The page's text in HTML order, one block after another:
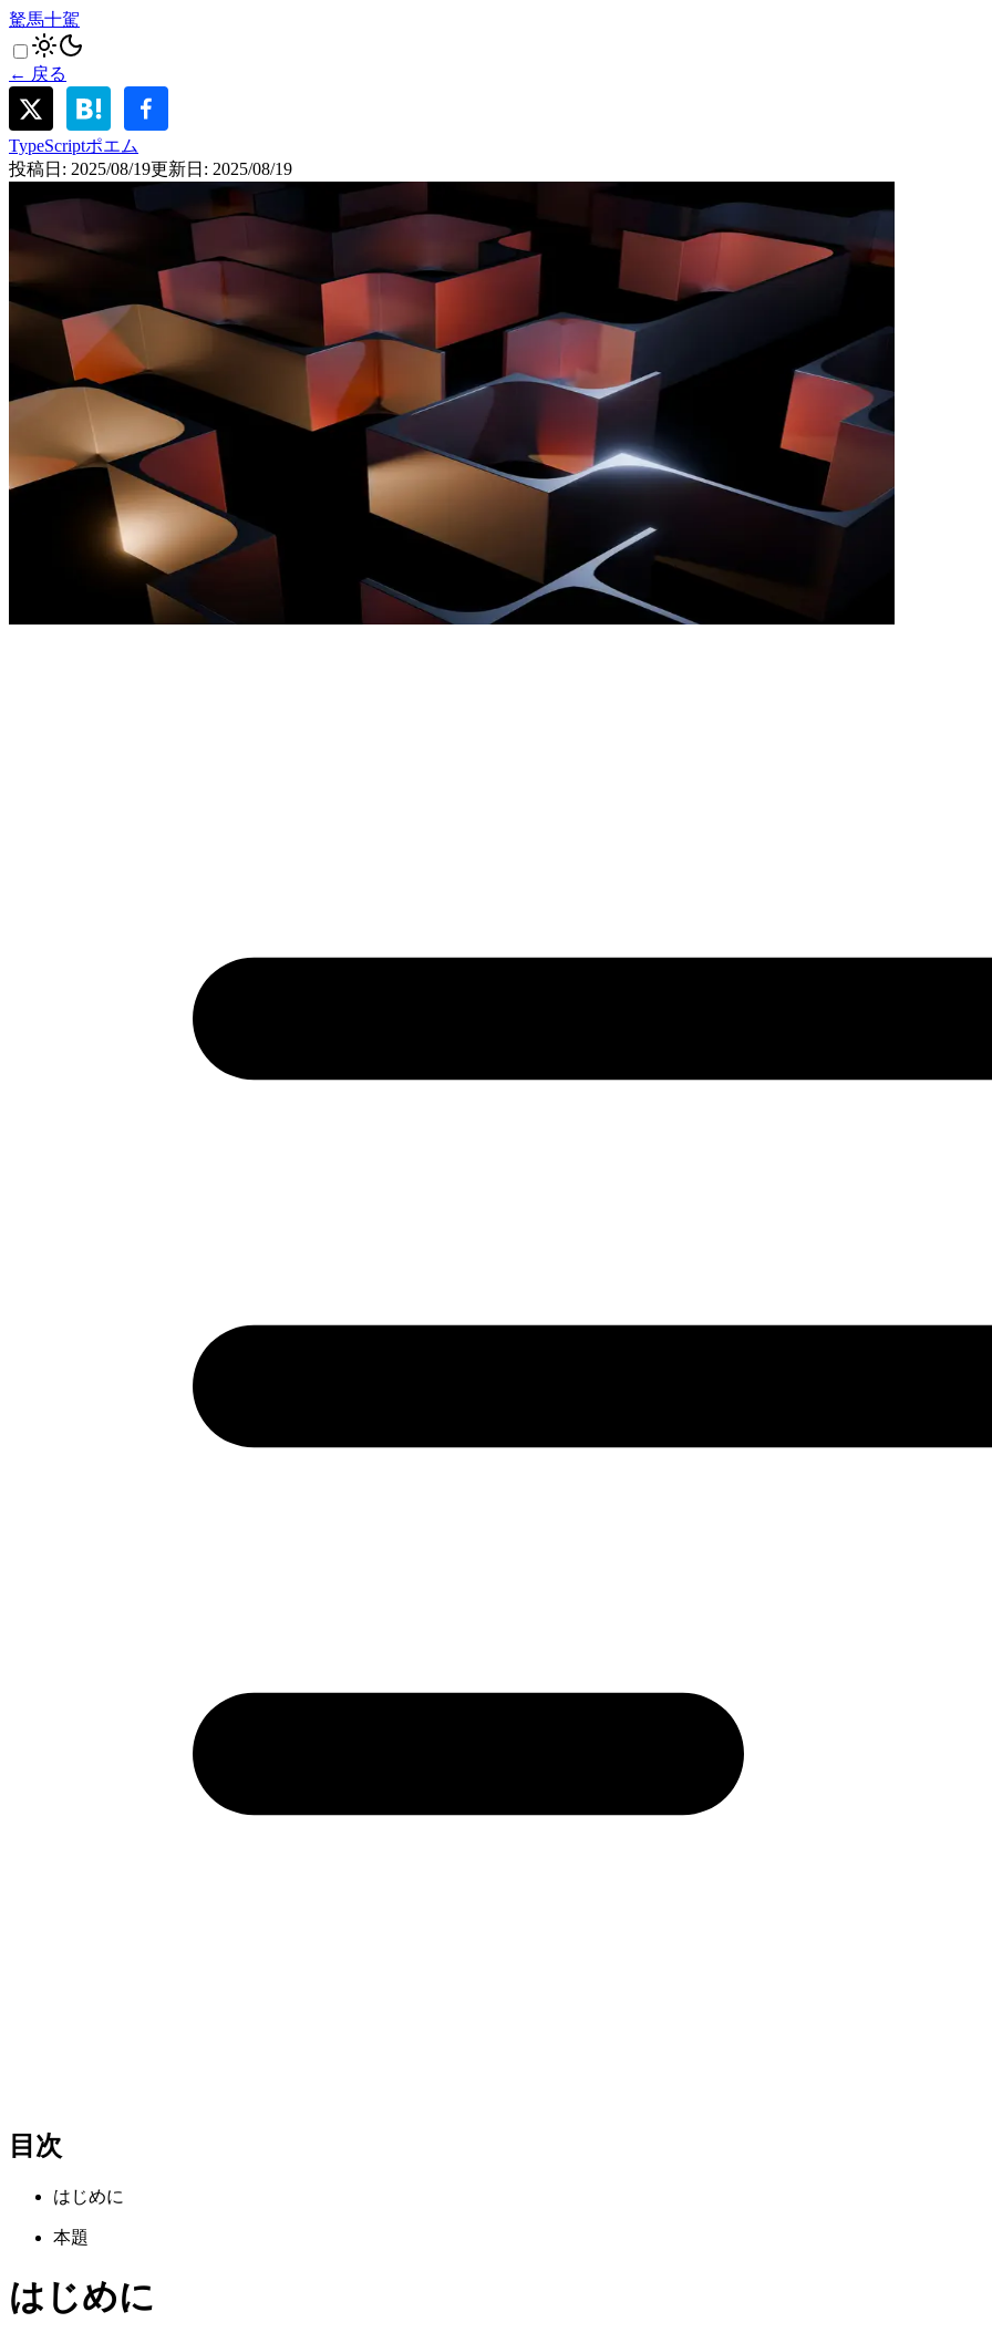
駑馬十駕
← 戻る
TypeScriptポエム
投稿日: 2025/08/19更新日: 2025/08/19
目次
はじめに
本題
はじめに